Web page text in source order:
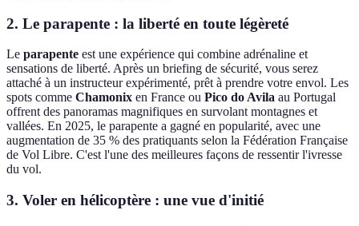
2. Le parapente : la liberté en toute légèreté
Le parapente est une expérience qui combine adrénaline et
sensations de liberté. Après un briefing de sécurité, vous serez
attaché à un instructeur expérimenté, prêt à prendre votre envol. Les
spots comme Chamonix en France ou Pico do Avila au Portugal
offrent des panoramas magnifiques en survolant montagnes et
vallées. En 2025, le parapente a gagné en popularité, avec une
augmentation de 35 % des pratiquants selon la Fédération Française
de Vol Libre. C'est l'une des meilleures façons de ressentir l'ivresse
du vol.
3. Voler en hélicoptère : une vue d'initié